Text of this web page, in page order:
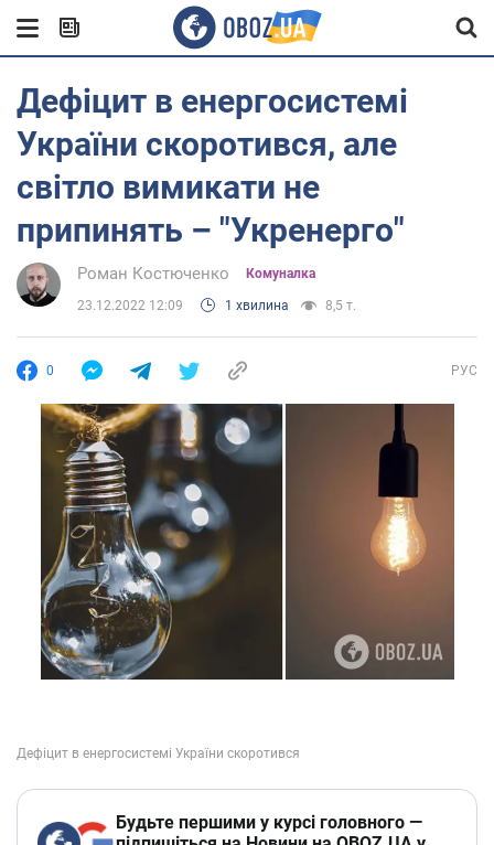
Дефіцит в енергосистемі
України скоротився, але
світло вимикати не
припинять – "Укренерго"
Роман Костюченко Комуналка
23.12.2022 12:09 1 хвилина 8,5 т.
0 РУС
Будьте першими у курсі головного —